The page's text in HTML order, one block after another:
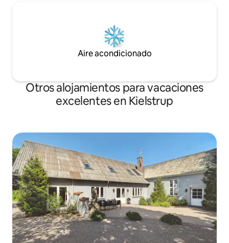
Aire acondicionado
Otros alojamientos para vacaciones
excelentes en Kielstrup